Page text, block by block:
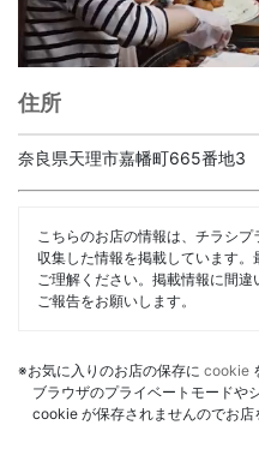
住所
奈良県天理市嘉幡町665番地3
こちらのお店の情報は、チラシ
収集した情報を掲載しています
ご理解ください。掲載情報に間
ご報告をお願いします。
※お気に入りのお店の保存に cookie
ブラウザのプライベートモードや
cookie が保存されませんのでお店